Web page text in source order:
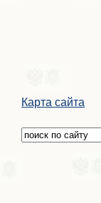
Карта сайта